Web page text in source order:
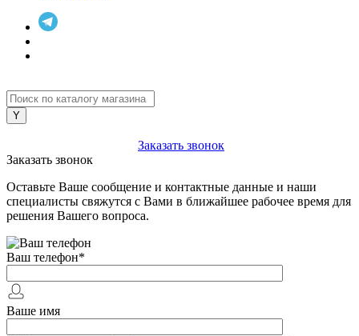
Заказать звонок
Заказать звонок
Оставьте Ваше сообщение и контактные данные и наши
специалисты свяжутся с Вами в ближайшее рабочее время для
решения Вашего вопроса.
Ваш телефон*
Ваше имя